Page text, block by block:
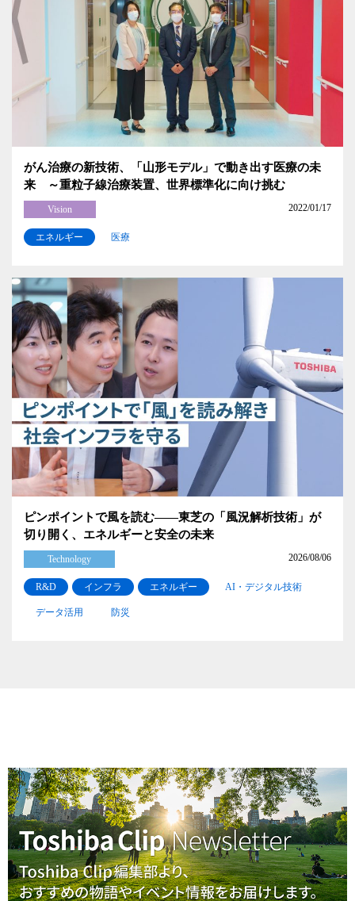
がん治療の新技術、「山形モデル」で動き出す医療の未
来 ～重粒子線治療装置、世界標準化に向け挑む
2022/01/17
Vision
エネルギー 医療
ピンポイントで風を読む――東芝の「風況解析技術」が
切り開く、エネルギーと安全の未来
2026/08/06
Technology
R&D インフラ エネルギー AI・デジタル技術
データ活用 防災